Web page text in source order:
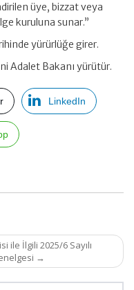
üye, bizzat veya
kuruluna sunar.”
yürürlüğe girer.
Adalet Bakanı yürütür.
LinkedIn
ile İlgili 2025/6 Sayılı
→